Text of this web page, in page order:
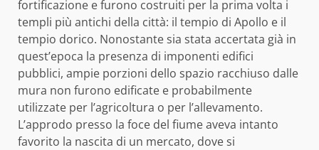
fortificazione e furono costruiti per la prima volta i
templi più antichi della città: il tempio di Apollo e il
tempio dorico. Nonostante sia stata accertata già in
quest’epoca la presenza di imponenti edifici
pubblici, ampie porzioni dello spazio racchiuso dalle
mura non furono edificate e probabilmente
utilizzate per l’agricoltura o per l’allevamento.
L’approdo presso la foce del fiume aveva intanto
favorito la nascita di un mercato, dove si